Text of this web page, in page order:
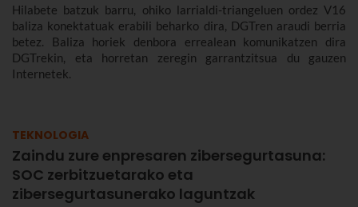
Hilabete batzuk barru, ohiko larrialdi-triangeluen ordez V16
baliza konektatuak erabili beharko dira, DGTren araudi berria
betez. Baliza horiek denbora errealean komunikatzen dira
DGTrekin, eta horretan zeregin garrantzitsua du gauzen
Internetek.
TEKNOLOGIA
Zaindu zure enpresaren zibersegurtasuna:
SOC zerbitzuetarako eta
zibersegurtasunerako laguntzak